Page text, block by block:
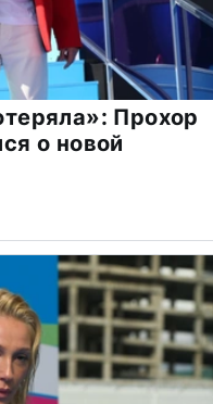
Прохор
о новой